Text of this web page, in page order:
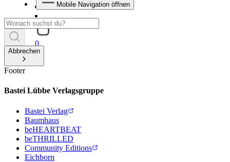
0
Mobile Navigation öffnen
Abbrechen
Footer
Bastei Lübbe Verlagsgruppe
Bastei Verlag
Baumhaus
beHEARTBEAT
beTHRILLED
Community Editions
Eichborn